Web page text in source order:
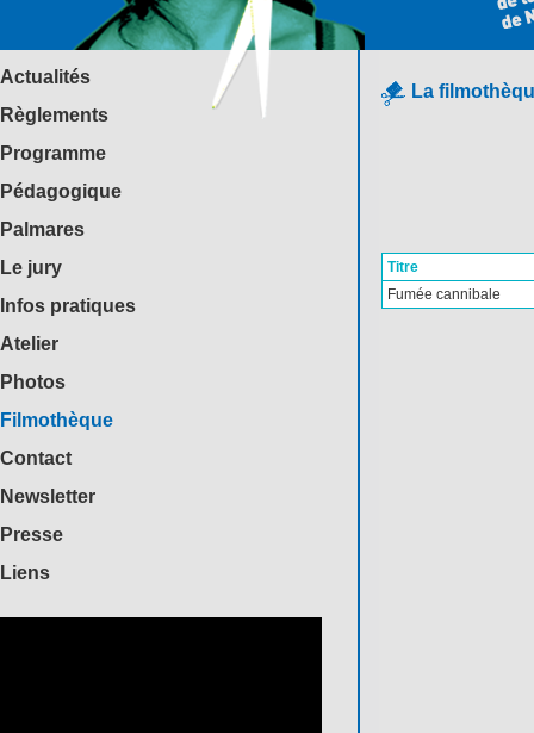
Actualités
Règlements
Programme
Pédagogique
Palmares
Le jury
Infos pratiques
Atelier
Photos
Filmothèque
Contact
Newsletter
Presse
Liens
La
Titre
Fumée cannibale